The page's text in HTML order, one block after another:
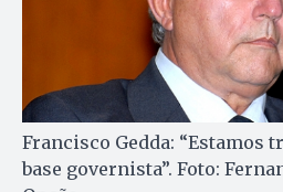
Francisco Gedda: “Estamos
base governista”. Foto: